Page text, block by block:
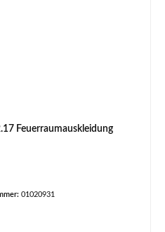
Feuerraumauskleidung
01020931